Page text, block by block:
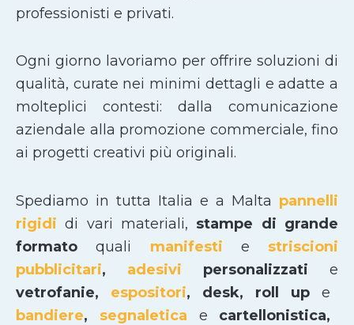
professionisti e privati.
Ogni giorno lavoriamo per offrire soluzioni di
qualità, curate nei minimi dettagli e adatte a
molteplici contesti: dalla comunicazione
aziendale alla promozione commerciale, fino
ai progetti creativi più originali.
Spediamo in tutta Italia e a Malta pannelli
rigididi vari materiali, stampe di grande
formatoquali manifesti e striscioni
pubblicitari, adesivi personalizzati e
vetrofanie, espositori, desk, roll up e
bandiere, segnaletica e cartellonistica,